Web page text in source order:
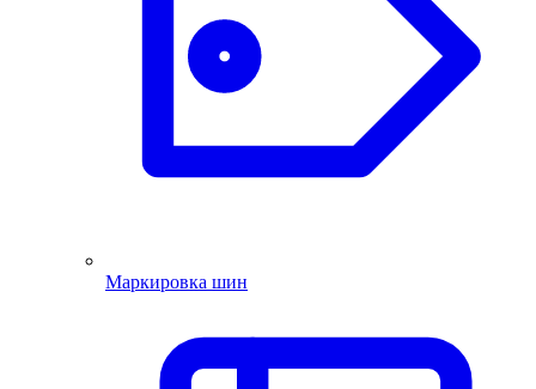
Маркировка шин